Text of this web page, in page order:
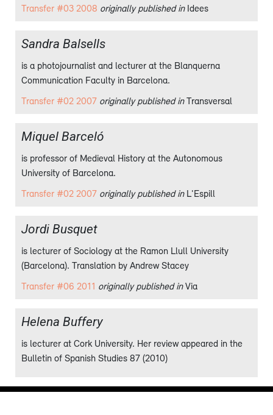
Transfer #03 2008 originally published in Idees
Sandra Balsells
is a photojournalist and lecturer at the Blanquerna
Communication Faculty in Barcelona.
Transfer #02 2007 originally published in Transversal
Miquel Barceló
is professor of Medieval History at the Autonomous
University of Barcelona.
Transfer #02 2007 originally published in L'Espill
Jordi Busquet
is lecturer of Sociology at the Ramon Llull University
(Barcelona). Translation by Andrew Stacey
Transfer #06 2011 originally published in Via
Helena Buffery
is lecturer at Cork University. Her review appeared in the
Bulletin of Spanish Studies 87 (2010)